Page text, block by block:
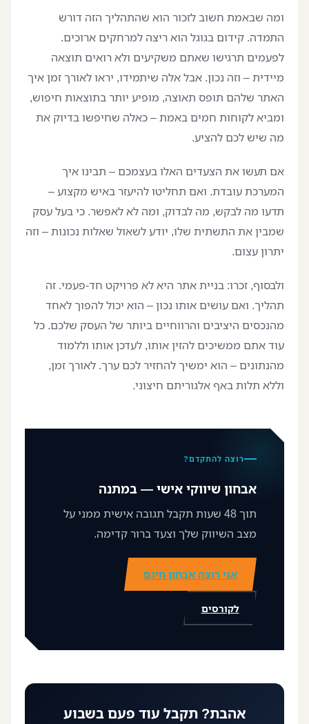
ומה שבאמת חשוב לזכור הוא שהתהליך הזה דורש
התמדה. קידום בגוגל הוא ריצה למרחקים ארוכים.
לפעמים תרגישו שאתם משקיעים ולא רואים תוצאה
מיידית – וזה נכון. אבל אלה שיתמידו, יראו לאורך זמן איך
האתר שלהם תופס תאוצה, מופיע יותר בתוצאות חיפוש,
ומביא לקוחות חמים באמת – כאלה שחיפשו בדיוק את
מה שיש לכם להציע.
אם תעשו את הצעדים האלו בעצמכם – תבינו איך
המערכת עובדת. ואם תחליטו להיעזר באיש מקצוע –
תדעו מה לבקש, מה לבדוק, ומה לא לאפשר. כי בעל עסק
שמבין את התשתית שלו, יודע לשאול שאלות נכונות – וזה
יתרון עצום.
ולבסוף, זכרו: בניית אתר היא לא פרויקט חד-פעמי. זה
תהליך. ואם עושים אותו נכון – הוא יכול להפוך לאחד
מהנכסים היציבים והרווחיים ביותר של העסק שלכם. כל
עוד אתם ממשיכים להזין אותו, לעדכן אותו וללמוד
מהנתונים – הוא ימשיך להחזיר לכם ערך. לאורך זמן,
וללא תלות באף אלגוריתם חיצוני.
רוצה להתקדם?
אבחון שיווקי אישי — במתנה
תוך 48 שעות תקבל תגובה אישית ממני על
מצב השיווק שלך וצעד ברור קדימה.
אני רוצה אבחון חינם
לקורסים
אהבת? תקבל עוד פעם בשבוע